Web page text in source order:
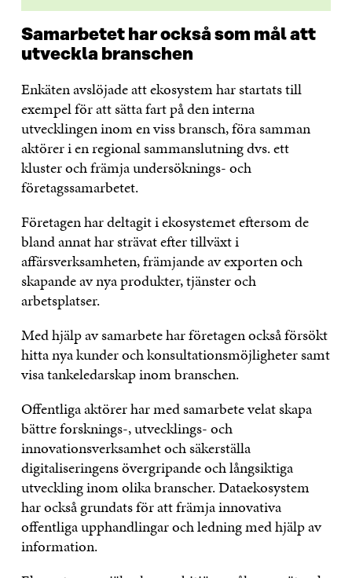
Samarbetet har också som mål att
utveckla branschen
Enkäten avslöjade att ekosystem har startats till
exempel för att sätta fart på den interna
utvecklingen inom en viss bransch, föra samman
aktörer i en regional sammanslutning dvs. ett
kluster och främja undersöknings- och
företagssamarbetet.
Företagen har deltagit i ekosystemet eftersom de
bland annat har strävat efter tillväxt i
affärsverksamheten, främjande av exporten och
skapande av nya produkter, tjänster och
arbetsplatser.
Med hjälp av samarbete har företagen också försökt
hitta nya kunder och konsultationsmöjligheter samt
visa tankeledarskap inom branschen.
Offentliga aktörer har med samarbete velat skapa
bättre forsknings-, utvecklings- och
innovationsverksamhet och säkerställa
digitaliseringens övergripande och långsiktiga
utveckling inom olika branscher. Dataekosystem
har också grundats för att främja innovativa
offentliga upphandlingar och ledning med hjälp av
information.